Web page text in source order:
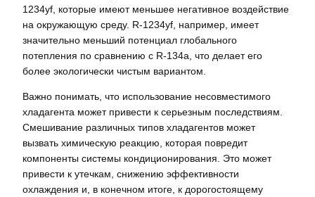
1234yf, которые имеют меньшее негативное воздействие
на окружающую среду. R-1234yf, например, имеет
значительно меньший потенциал глобального
потепления по сравнению с R-134a, что делает его
более экологически чистым вариантом.
Важно понимать, что использование несовместимого
хладагента может привести к серьезным последствиям.
Смешивание различных типов хладагентов может
вызвать химическую реакцию, которая повредит
компоненты системы кондиционирования. Это может
привести к утечкам, снижению эффективности
охлаждения и, в конечном итоге, к дорогостоящему